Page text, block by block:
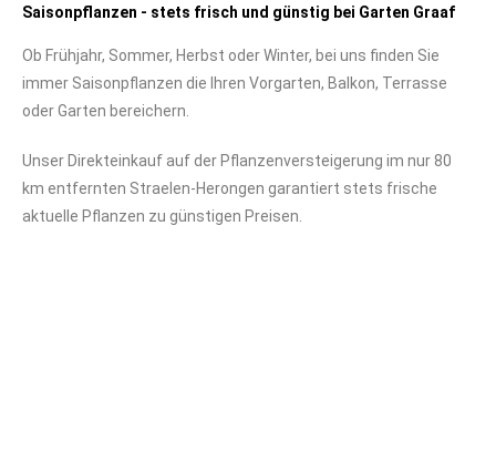
Saisonpflanzen - stets frisch und günstig bei Garten Graaf
Ob Frühjahr, Sommer, Herbst oder Winter, bei uns finden Sie
immer Saisonpflanzen die Ihren Vorgarten, Balkon, Terrasse
oder Garten bereichern.
Unser Direkteinkauf auf der Pflanzenversteigerung im nur 80
km entfernten Straelen-Herongen garantiert stets frische
aktuelle Pflanzen zu günstigen Preisen.